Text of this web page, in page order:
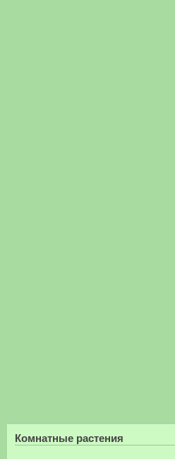
Комнатные растения